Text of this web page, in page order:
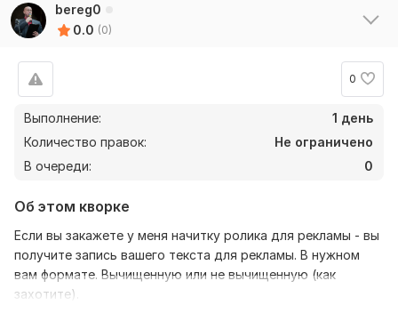
bereg0
0.0 (0)
0
Выполнение:
1 день
Количество правок:
Не ограничено
В очереди:
0
Об этом кворке
Если вы закажете у меня начитку ролика для рекламы - вы
получите запись вашего текста для рекламы. В нужном
вам формате. Вычищенную или не вычищенную (как
захотите).